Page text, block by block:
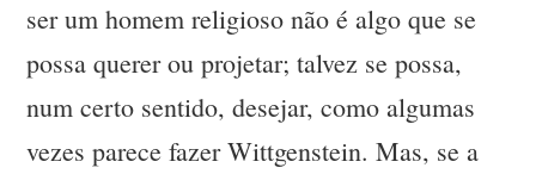
ser um homem religioso não é algo que se
possa querer ou projetar; talvez se possa,
num certo sentido, desejar, como algumas
vezes parece fazer Wittgenstein. Mas, se a